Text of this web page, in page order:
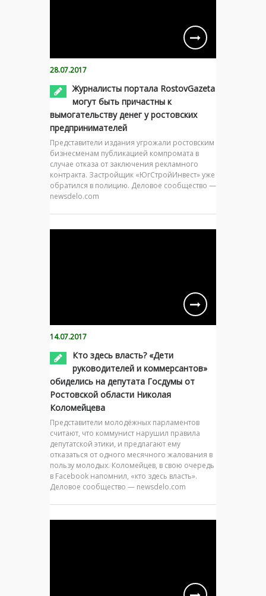
28.07.2017
Журналисты портала RostovGazeta
могут быть причастны к
вымогательству денег у ростовских
предпринимателей
Представители издания угрожали ростовским
бизнесменам публикацией компромата в
случае отказа от заключения рекламного
контракта. Застройщик «ЮгСтройИнвест» уже
обратился в полицию. Деловое сообщество —
newsdelo.com
14.07.2017
Кто здесь власть? «Дети
руководителей и коммерсантов»
обиделись на депутата Госдумы от
Ростовской области Николая
Коломейцева
Представители молодёжных парламентов
считают, что коммунист нарушил правила
депутатской этики, и предлагают ему
отказаться от одного месячного жалования в
пользу молодых. Коломейцев, в свою очередь
в Facebook напомнил, «кто здесь власть».
Деловое сообщество — newsdelo.com